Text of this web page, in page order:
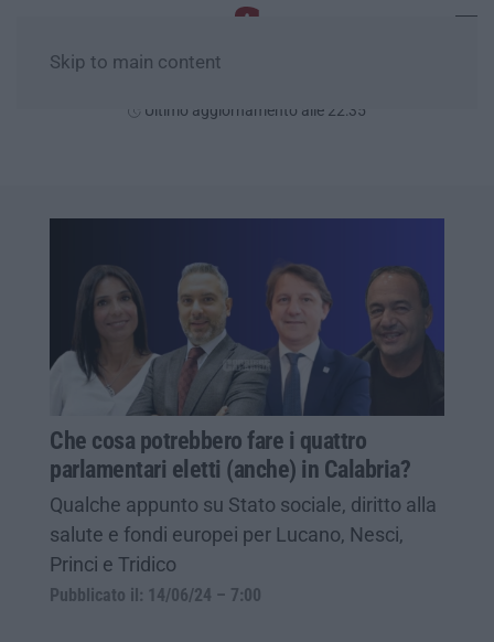
Skip to main content
Ultimo aggiornamento alle 22:35
Che cosa potrebbero fare i quattro
parlamentari eletti (anche) in Calabria?
Qualche appunto su Stato sociale, diritto alla
salute e fondi europei per Lucano, Nesci,
Princi e Tridico
Pubblicato il: 14/06/24 – 7:00